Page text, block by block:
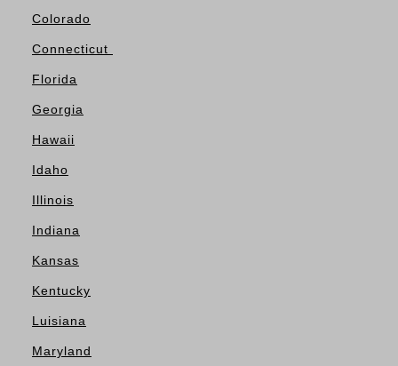
Colorado
Connecticut
Florida
Georgia
Hawaii
Idaho
Illinois
Indiana
Kansas
Kentucky
Luisiana
Maryland